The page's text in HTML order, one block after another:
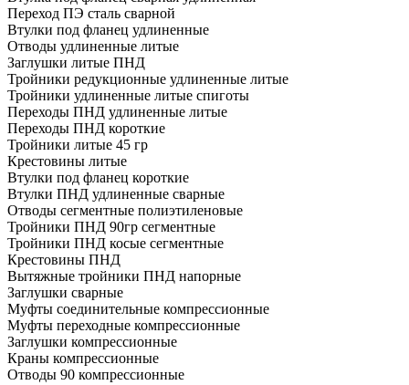
Переход ПЭ сталь сварной
Втулки под фланец удлиненные
Отводы удлиненные литые
Заглушки литые ПНД
Тройники редукционные удлиненные литые
Тройники удлиненные литые спиготы
Переходы ПНД удлиненные литые
Переходы ПНД короткие
Тройники литые 45 гр
Крестовины литые
Втулки под фланец короткие
Втулки ПНД удлиненные сварные
Отводы сегментные полиэтиленовые
Тройники ПНД 90гр сегментные
Тройники ПНД косые сегментные
Крестовины ПНД
Вытяжные тройники ПНД напорные
Заглушки сварные
Муфты соединительные компрессионные
Муфты переходные компрессионные
Заглушки компрессионные
Краны компрессионные
Отводы 90 компрессионные